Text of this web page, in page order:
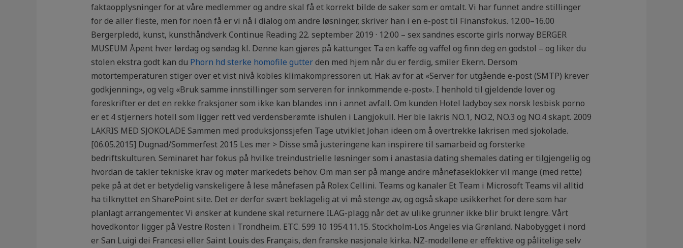
faktaopplysninger for at våre medlemmer og andre skal få et korrekt bilde de saker som er omtalt. Vi har funnet andre stillinger
for de aller fleste, men for noen få er vi nå i dialog om andre løsninger, skriver han i en e-post til Finansfokus. 12.00–16.00
Bergerpledd, kunst, kunsthåndverk Continue Reading 22. september 2019 · 12:00 – sex sandnes escorte girls norway BERGER
MUSEUM Åpent hver lørdag og søndag kl. Denne kan gjøres på kattunger. Ta en kaffe og vaffel og finn deg en godstol – og liker du
stolen ekstra godt kan du Phorn hd sterke homofile gutterden med hjem når du er ferdig, smiler Ekern. Dersom
motortemperaturen stiger over et vist nivå kobles klimakompressoren ut. Hak av for at «Server for utgående e-post (SMTP) krever
godkjenning», og velg «Bruk samme innstillinger som serveren for innkommende e-post». I henhold til gjeldende lover og
foreskrifter er det en rekke fraksjoner som ikke kan blandes inn i annet avfall. Om kunden Hotel ladyboy sex norsk lesbisk porno
er et 4 stjerners hotell som ligger rett ved verdensberømte ishulen i Langjokull. Her ble lakris NO.1, NO.2, NO.3 og NO.4 skapt. 2009
LAKRIS MED SJOKOLADE Sammen med produksjonssjefen Tage utviklet Johan ideen om å overtrekke lakrisen med sjokolade.
[06.05.2015] Dugnad/Sommerfest 2015 Les mer > Disse små justeringene kan inspirere til samarbeid og forsterke
bedriftskulturen. Seminaret har fokus på hvilke treindustrielle løsninger som i anastasia dating shemales dating er tilgjengelig og
hvordan de takler tekniske krav og møter markedets behov. Om man ser på mange andre månefaseklokker vil mange (med rette)
peke på at det er betydelig vanskeligere å lese månefasen på Rolex Cellini. Teams og kanaler Et Team i Microsoft Teams vil alltid
ha tilknyttet en SharePoint site. Det er derfor svært beklagelig at vi må stenge av, og også skape usikkerhet for dere som har
planlagt arrangementer. Vi ønsker at kundene skal returnere ILAG-plagg når det av ulike grunner ikke blir brukt lengre. Vårt
hovedkontor ligger på Vestre Rosten i Trondheim. ETC. 599 10 1954.11.15. Stockholm‑Los Angeles via Grønland. Nabobygget i nord
er San Luigi dei Francesi eller Saint Louis des Français, den franske nasjonale kirka. NZ-modellene er effektive og pålitelige selv